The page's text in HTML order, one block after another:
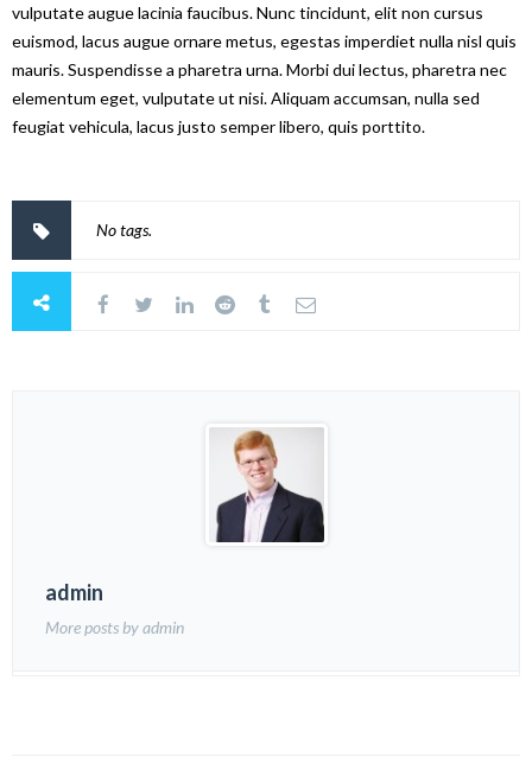
vulputate augue lacinia faucibus. Nunc tincidunt, elit non cursus
euismod, lacus augue ornare metus, egestas imperdiet nulla nisl quis
mauris. Suspendisse a pharetra urna. Morbi dui lectus, pharetra nec
elementum eget, vulputate ut nisi. Aliquam accumsan, nulla sed
feugiat vehicula, lacus justo semper libero, quis porttito.
No tags.
admin
More posts by admin